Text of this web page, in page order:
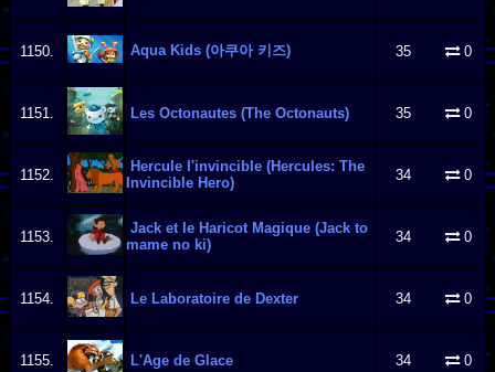
1150. Aqua Kids (아쿠아 키즈) 35 0
1151. Les Octonautes (The Octonauts) 35 0
1152.
Hercule l'invincible (Hercules: The
Invincible Hero)
34 0
1153.
Jack et le Haricot Magique (Jack to
mame no ki)
34 0
1154. Le Laboratoire de Dexter 34 0
1155. L'Age de Glace 34 0